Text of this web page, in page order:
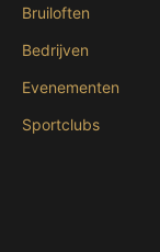
Bruiloften
Bedrijven
Evenementen
Sportclubs